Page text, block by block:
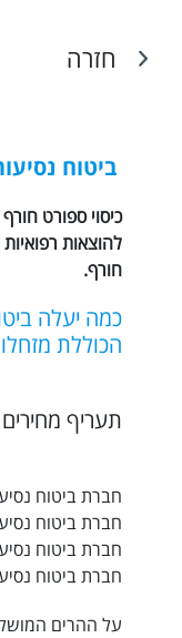
חזרה
ביטוח
כיסוי ספורט
להוצאות
חורף.
כמה יעלה
הכוללת
תעריף
חברת ביטוח נסיעות
חברת ביטוח נסיעות
חברת ביטוח נסיעות
חברת ביטוח נסיעות
על ההרים